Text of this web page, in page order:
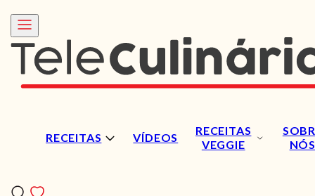
RECEITAS VÍDEOS
RECEITAS
VEGGIE
NÓS